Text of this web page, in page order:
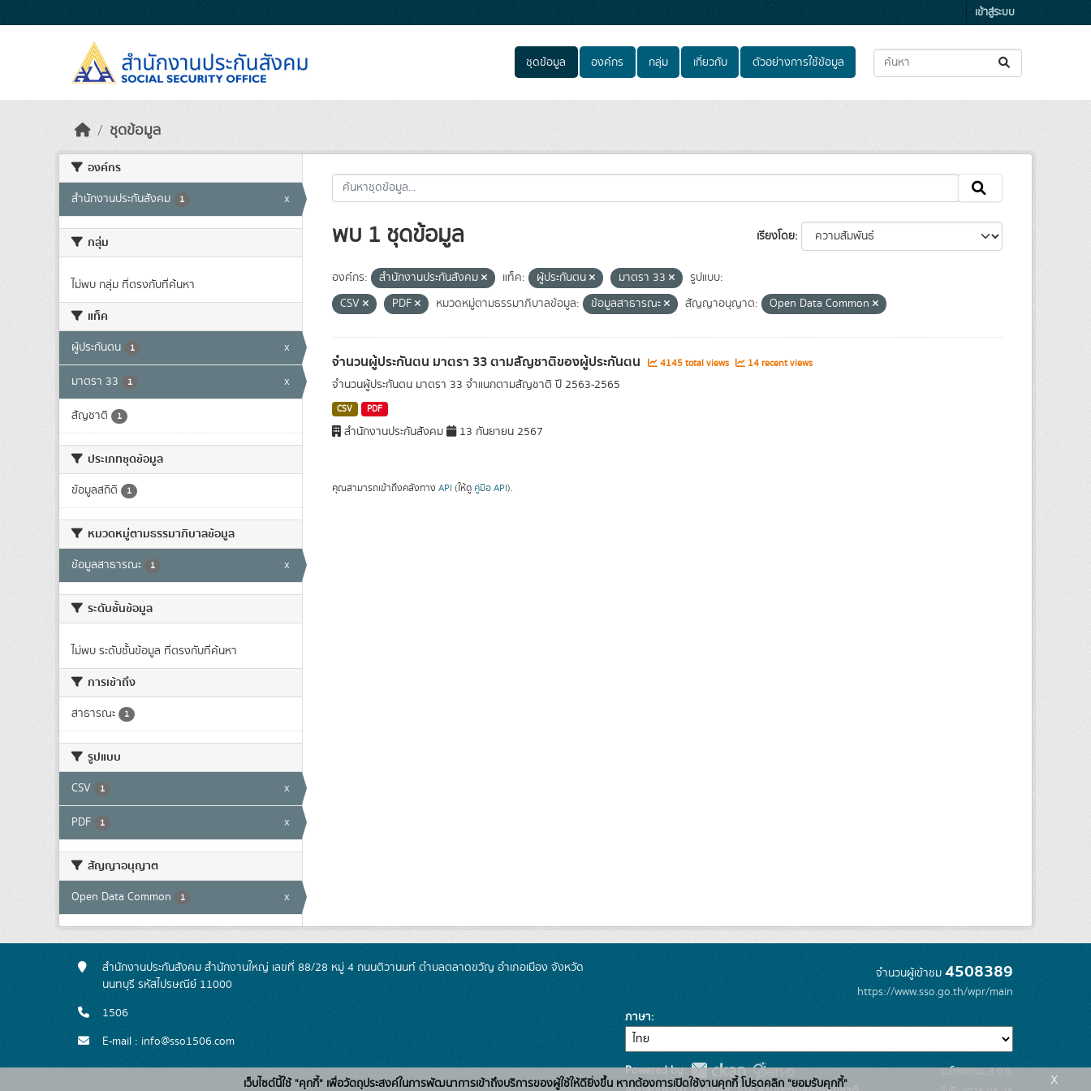
เข้าสู่ระบบ
ชุดข้อมูล องค์กร กลุ่ม เกี่ยวกับ ตัวอย่างการใช้ข้อมูล
ชุดข้อมูล
องค์กร
สำนักงานประกันสังคม 1 x
กลุ่ม
ไม่พบ กลุ่ม ที่ตรงกับที่ค้นหา
แท็ค
ผู้ประกันตน 1 x
มาตรา 33 1 x
สัญชาติ 1
ประเภทชุดข้อมูล
ข้อมูลสถิติ 1
หมวดหมู่ตามธรรมาภิบาลข้อมูล
ข้อมูลสาธารณะ 1 x
ระดับชั้นข้อมูล
ไม่พบ ระดับชั้นข้อมูล ที่ตรงกับที่ค้นหา
การเข้าถึง
สาธารณะ 1
รูปแบบ
CSV 1 x
PDF 1 x
สัญญาอนุญาต
Open Data Common 1 x
เรียงโดย
พบ 1 ชุดข้อมูล
องค์กร: สำนักงานประกันสังคม แท็ค: ผู้ประกันตน มาตรา 33
รูปแบบ:
CSV
PDF หมวดหมู่ตามธรรมาภิบาลข้อมูล: ข้อมูลสาธารณะ สัญญาอนุญาต: Open Data Common
จำนวนผู้ประกันตน มาตรา 33 ตามสัญชาติของผู้ประกันตน 4145 total views 14 recent views
จำนวนผู้ประกันตน มาตรา 33 จำแนกตามสัญชาติ ปี 2563-2565
CSV PDF
สำนักงานประกันสังคม 13 กันยายน 2567
คุณสามารถเข้าถึงคลังทาง API (ให้ดู คู่มือ API).
สำนักงานประกันสังคม สำนักงานใหญ่ เลขที่ 88/28 หมู่ 4 ถนนติวานนท์ ตำบลตลาดขวัญ อำเภอเมือง จังหวัด
นนทบุรี รหัสไปรษณีย์ 11000
1506
E-mail : info@sso1506.com
จำนวนผู้เข้าชม 4508389
https://www.sso.go.th/wpr/main
ภาษา
Powered by:
รุ่นโปรแกรม: 3.0.0
เว็บไซต์นี้ใช้ "คุกกี้" เพื่อวัตถุประสงค์ในการพัฒนาการเข้าถึงบริการของผู้ใช้ให้ดียิ่งขึ้น หากต้องการเปิดใช้งานคุกกี้ โปรดคลิก "ยอมรับคุกกี้" x